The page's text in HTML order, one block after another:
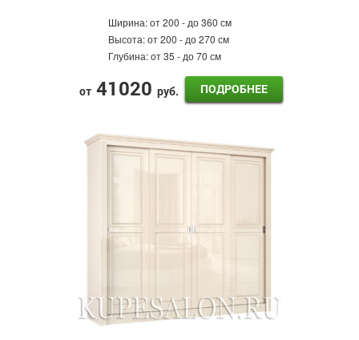
Ширина:от 200 - до 360 см
Высота:от 200 - до 270 см
Глубина:от 35 - до 70 см
от 41020 руб. ПОДРОБНЕЕ